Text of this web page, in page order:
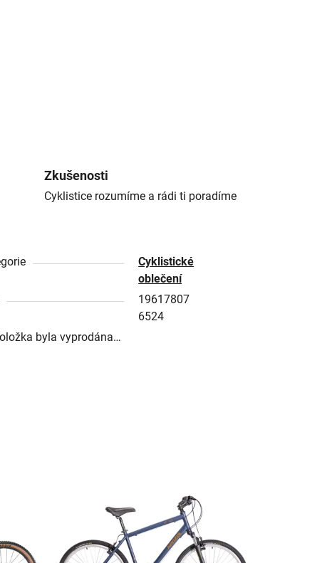
Zkušenosti
Cyklistice rozumíme a rádi ti poradíme
Cyklistické
oblečení
19617807
6524
byla vyprodána…